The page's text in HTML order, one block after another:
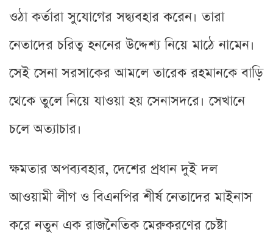
ওঠা কর্তারা সুযোগের সদ্ব্যবহার করেন। তারা
নেতাদের চরিত্ব হননের উদ্দেশ্য নিয়ে মাঠে নামেন।
সেই সেনা সরসাকের আমলে তারেক রহমানকে বাড়ি
থেকে তুলে নিয়ে যাওয়া হয় সেনাসদরে। সেখানে
চলে অত্যাচার।
ক্ষমতার অপব্যবহার, দেশের প্রধান দুই দল
আওয়ামী লীগ ও বিএনপির শীর্ষ নেতাদের মাইনাস
করে নতুন এক রাজনৈতিক মেরুকরণের চেষ্টা